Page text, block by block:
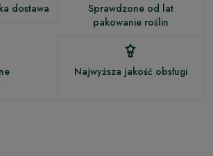
dostawa
Sprawdzone od lat
pakowanie roślin
Najwyższa jakość obsługi